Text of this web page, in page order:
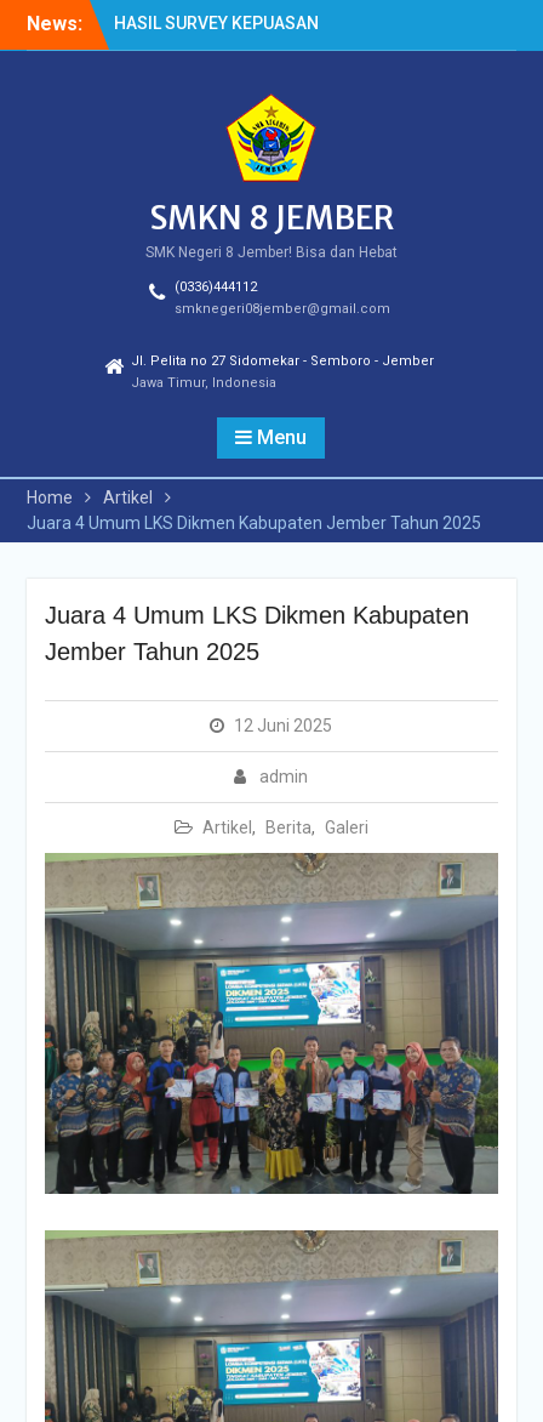
News:
HASIL SURVEY KEPUASAN
PELANGGAN
Cek Kesehatan Gratis
SMKN 8 JEMBER
SMK Negeri 8 Jember! Bisa dan Hebat
(0336)444112
smknegeri08jember@gmail.com
Jl. Pelita no 27 Sidomekar - Semboro - Jember
Jawa Timur, Indonesia
Menu
Home
Artikel
Juara 4 Umum LKS Dikmen Kabupaten Jember Tahun 2025
Juara 4 Umum LKS Dikmen Kabupaten
Jember Tahun 2025
12 Juni 2025
admin
Artikel , Berita, Galeri